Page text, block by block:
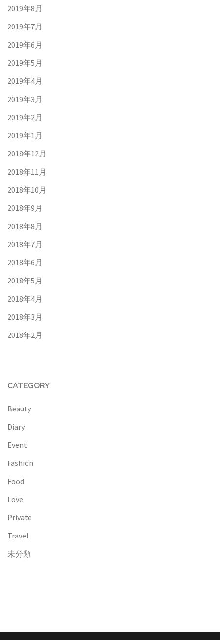
2019年8月
2019年7月
2019年6月
2019年5月
2019年4月
2019年3月
2019年2月
2019年1月
2018年12月
2018年11月
2018年10月
2018年9月
2018年8月
2018年7月
2018年6月
2018年5月
2018年4月
2018年3月
2018年2月
CATEGORY
Beauty
Diary
Event
Fashion
Food
Love
Private
Travel
未分類